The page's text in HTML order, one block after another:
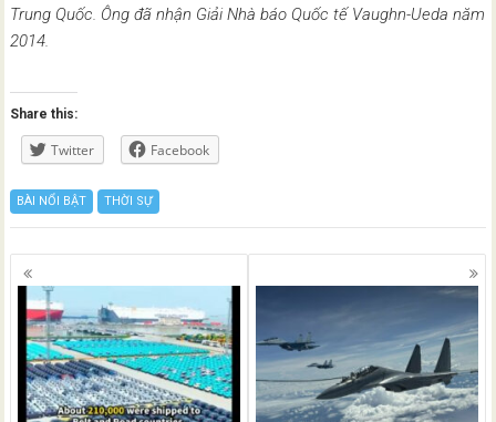
Trung Quốc. Ông đã nhận Giải Nhà báo Quốc tế Vaughn-Ueda năm
2014.
Share this:
Twitter Facebook
BÀI NỔI BẬT THỜI SỰ
Posts
navigation